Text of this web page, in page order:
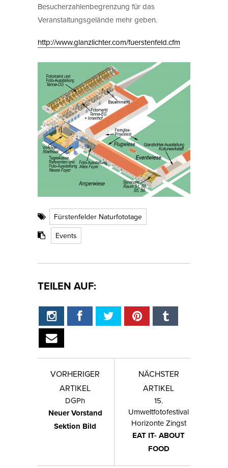
Besucherzahlenbegrenzung für das
Veranstaltungsgelände mehr geben.
http://www.glanzlichter.com/fuerstenfeld.cfm
Fürstenfelder Naturfototage
Events
TEILEN AUF:
VORHERIGER
ARTIKEL
DGPh
Neuer Vorstand
Sektion Bild
NÄCHSTER
ARTIKEL
15.
Umweltfotofestival
Horizonte Zingst
EAT IT- ABOUT
FOOD